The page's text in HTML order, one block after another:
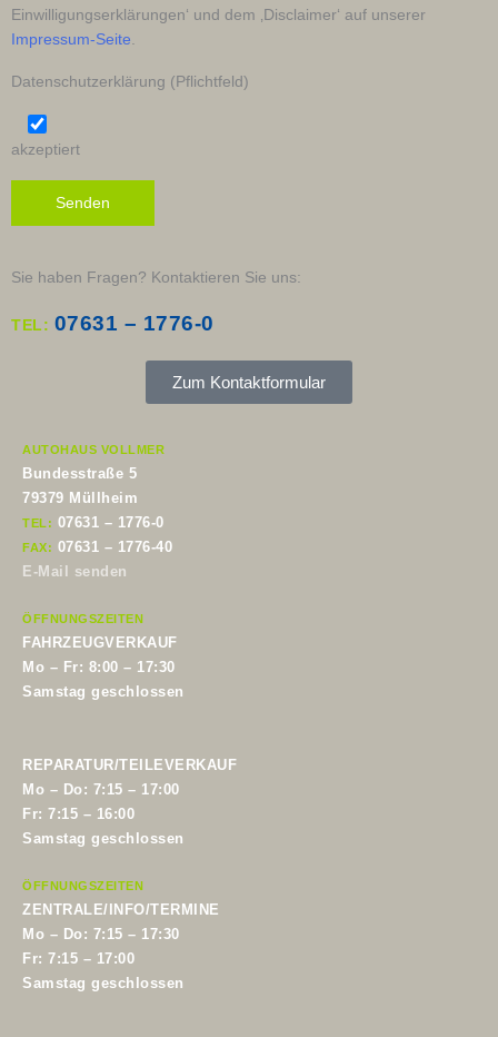
Einwilligungserklärungen‘ und dem ‚Disclaimer‘ auf unserer
Impressum-Seite
Datenschutzerklärung (Pflichtfeld)
akzeptiert
Sie haben Fragen? Kontaktieren Sie uns:
TEL: 07631 – 1776-0
Zum Kontaktformular
AUTOHAUS VOLLMER
Bundesstraße 5
79379 Müllheim
TEL: 07631 – 1776-0
FAX: 07631 – 1776-40
E-Mail senden
ÖFFNUNGSZEITEN
FAHRZEUGVERKAUF
Mo – Fr: 8:00 – 17:30
Samstag geschlossen
REPARATUR/TEILEVERKAUF
Mo – Do: 7:15 – 17:00
Fr: 7:15 – 16:00
Samstag geschlossen
ÖFFNUNGSZEITEN
ZENTRALE/INFO/TERMINE
Mo – Do: 7:15 – 17:30
Fr: 7:15 – 17:00
Samstag geschlossen